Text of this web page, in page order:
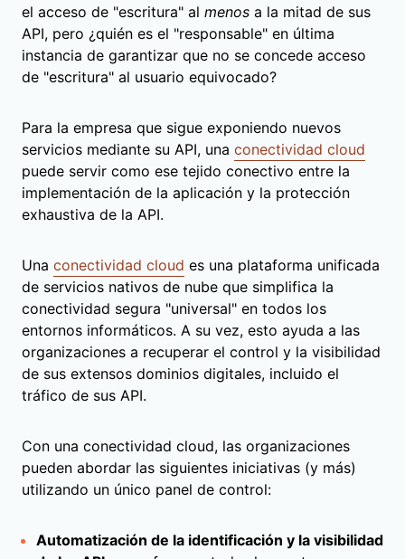
el acceso de "escritura" al menos a la mitad de sus
API, pero ¿quién es el "responsable" en última
instancia de garantizar que no se concede acceso
de "escritura" al usuario equivocado?
Para la empresa que sigue exponiendo nuevos
servicios mediante su API, una conectividad cloud
puede servir como ese tejido conectivo entre la
implementación de la aplicación y la protección
exhaustiva de la API.
Una conectividad cloud es una plataforma unificada
de servicios nativos de nube que simplifica la
conectividad segura "universal" en todos los
entornos informáticos. A su vez, esto ayuda a las
organizaciones a recuperar el control y la visibilidad
de sus extensos dominios digitales, incluido el
tráfico de sus API.
Con una conectividad cloud, las organizaciones
pueden abordar las siguientes iniciativas (y más)
utilizando un único panel de control:
Automatización de la identificación y la visibilidad